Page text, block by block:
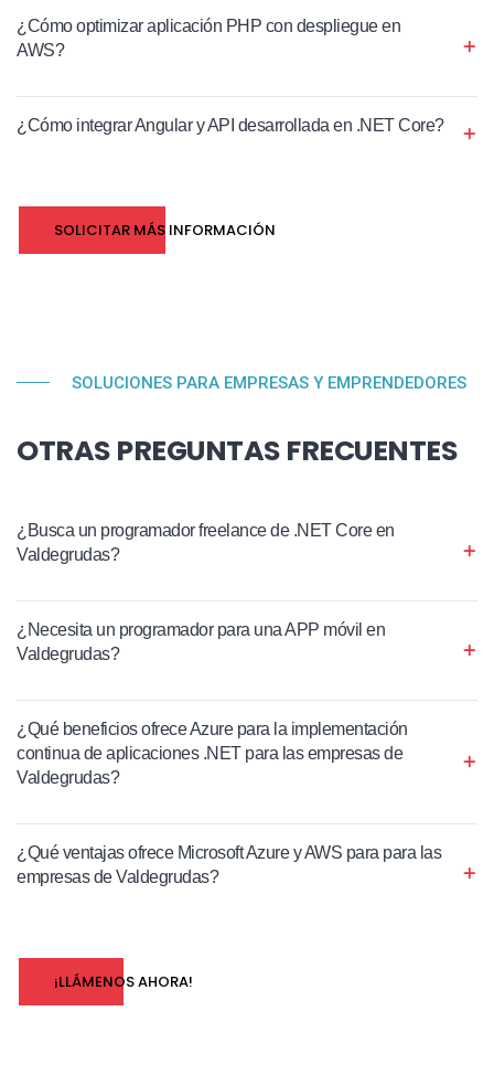
¿Cómo optimizar aplicación PHP con despliegue en
AWS?
¿Cómo integrar Angular y API desarrollada en .NET Core?
SOLICITAR MÁS INFORMACIÓN
SOLUCIONES PARA EMPRESAS Y EMPRENDEDORES
OTRAS PREGUNTAS FRECUENTES
¿Busca un programador freelance de .NET Core en
Valdegrudas?
¿Necesita un programador para una APP móvil en
Valdegrudas?
¿Qué beneficios ofrece Azure para la implementación
continua de aplicaciones .NET para las empresas de
Valdegrudas?
¿Qué ventajas ofrece Microsoft Azure y AWS para para las
empresas de Valdegrudas?
¡LLÁMENOS AHORA!